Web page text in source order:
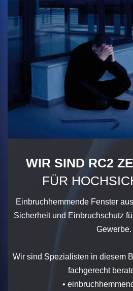
WIR SIND RC2
FÜR
Einbruchhemmende Fenster
Sicherheit und Einbruchschutz
Gewerbe.
Wir sind Spezialisten in diesem
fachgerecht
•